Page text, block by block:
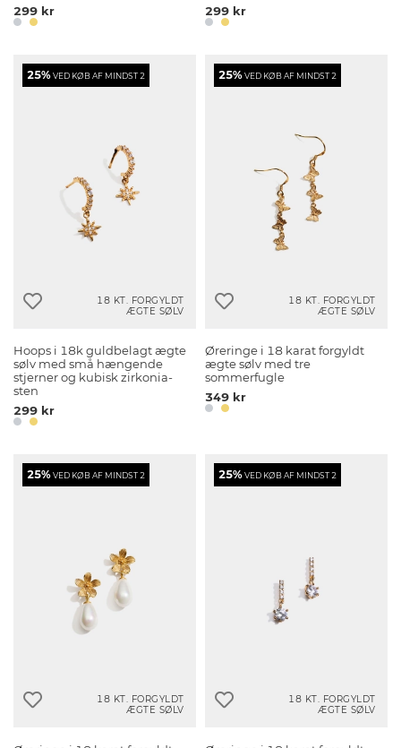
299 kr
299 kr
25%VED KØB AF MINDST 2
18 KT. FORGYLDT
ÆGTE SØLV
Hoops i 18k guldbelagt ægte
sølv med små hængende
stjerner og kubisk zirkonia-
sten
299 kr
25%VED KØB AF MINDST 2
18 KT. FORGYLDT
ÆGTE SØLV
Øreringe i 18 karat forgyldt
ægte sølv med tre
sommerfugle
349 kr
25%VED KØB AF MINDST 2
18 KT. FORGYLDT
ÆGTE SØLV
25%VED KØB AF MINDST 2
18 KT. FORGYLDT
ÆGTE SØLV